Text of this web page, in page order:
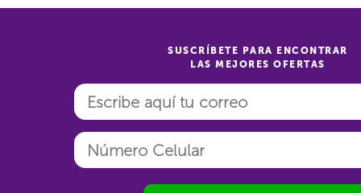
SUSCRÍBETE PARA ENCONTRAR
LAS MEJORES OFERTAS